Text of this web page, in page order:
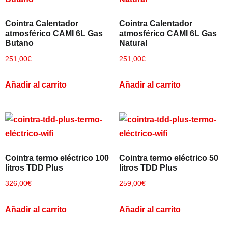
Cointra Calentador
atmosférico CAMI 6L Gas
Butano
251,00€
Añadir al carrito
Cointra Calentador
atmosférico CAMI 6L Gas
Natural
251,00€
Añadir al carrito
Cointra termo eléctrico 100
litros TDD Plus
326,00€
Añadir al carrito
Cointra termo eléctrico 50
litros TDD Plus
259,00€
Añadir al carrito